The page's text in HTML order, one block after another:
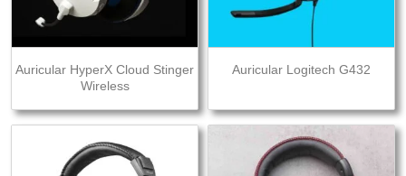
Auricular HyperX Cloud Stinger
Wireless
Auricular Logitech G432